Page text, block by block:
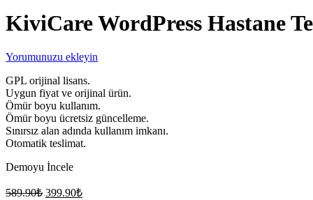
KiviCare WordPress Hastane
Yorumunuzu ekleyin
GPL orijinal lisans.
Uygun fiyat ve orijinal ürün.
Ömür boyu kullanım.
Ömür boyu ücretsiz güncelleme.
Sınırsız alan adında kullanım imkanı.
Otomatik teslimat.
Demoyu İncele
589.90₺ Orijinal
399.90₺Şu